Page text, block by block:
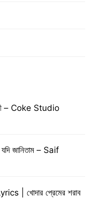
– Coke Studio
জানিতাম – Saif
| খোদার প্রেমের শরাব